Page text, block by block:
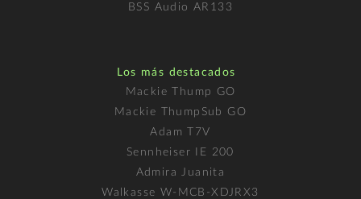
BSS Audio AR133
Los más destacados
Mackie Thump GO
Mackie ThumpSub GO
Adam T7V
Sennheiser IE 200
Admira Juanita
Walkasse W-MCB-XDJRX3